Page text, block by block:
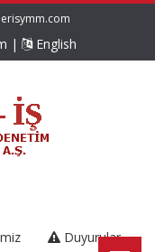
| English
Duyurular